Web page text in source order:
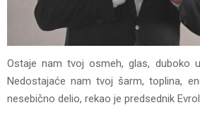
Ostaje nam tvoj osmeh, glas, duboko
Nedostajaće nam tvoj šarm, toplina,
nesebično delio, rekao je predsednik